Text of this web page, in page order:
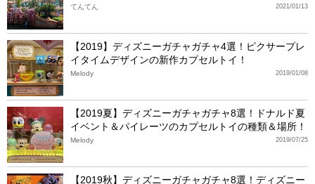
2021/01/13
てんてん
【2019】ディズニーガチャガチャ4選！ピクサープレ
イタイムデザインの新作カプセルトイ！
2019/01/08
Melody
【2019夏】ディズニーガチャガチャ8選！ドナルド夏
イベント＆パイレーツのカプセルトイの種類＆場所！
2019/07/25
Melody
【2019秋】ディズニーガチャガチャ8選！ディズニー